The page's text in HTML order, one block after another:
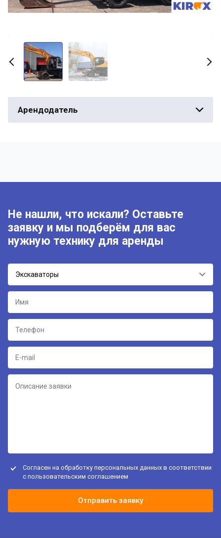
Арендодатель
Не нашли, что искали? Оставьте
заявку и мы подберём для вас
нужную технику для аренды
Экскаваторы
Согласен на обработку персональных данных в соответствии
с пользовательским соглашением
Отправить заявку